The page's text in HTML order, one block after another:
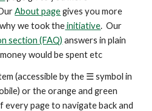
About pagegives you more
we took theinitiative. Our
section (FAQ) answers in plain
would be spent etc
(accessible by the ☰ symbol in
or the orange and green
every page to navigate back and